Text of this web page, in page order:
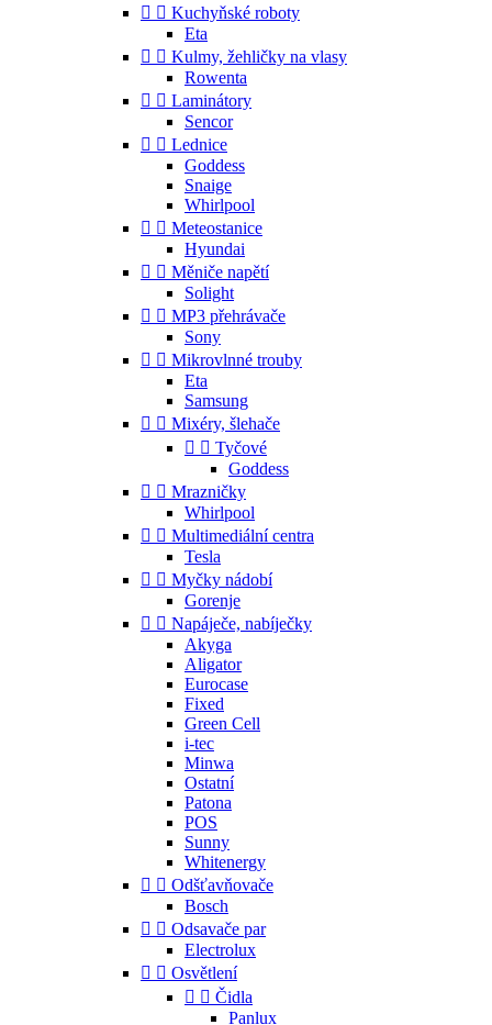
  Kuchyňské roboty
Eta
  Kulmy, žehličky na vlasy
Rowenta
  Laminátory
Sencor
  Lednice
Goddess
Snaige
Whirlpool
  Meteostanice
Hyundai
  Měniče napětí
Solight
  MP3 přehrávače
Sony
  Mikrovlnné trouby
Eta
Samsung
  Mixéry, šlehače
  Tyčové
Goddess
  Mrazničky
Whirlpool
  Multimediální centra
Tesla
  Myčky nádobí
Gorenje
  Napáječe, nabíječky
Akyga
Aligator
Eurocase
Fixed
Green Cell
i-tec
Minwa
Ostatní
Patona
POS
Sunny
Whitenergy
  Odšťavňovače
Bosch
  Odsavače par
Electrolux
  Osvětlení
  Čidla
Panlux